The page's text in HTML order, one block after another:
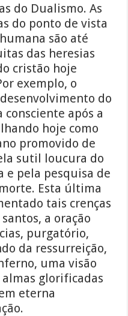
do Dualismo. As
do ponto de vista
são até
das heresias
cristão hoje
exemplo, o
do
após a
hoje como
promovido de
sutil loucura do
e pela pesquisa de
Esta última
tais crenças
a oração
purgatório,
da ressurreição,
uma visão
glorificadas
eterna